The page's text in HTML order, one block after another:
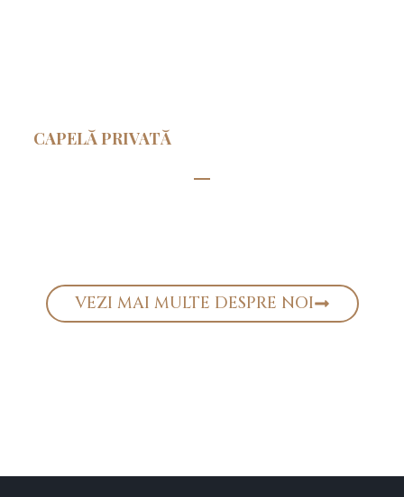
CAPELĂ PRIVATĂ
VEZI MAI MULTE DESPRE NOI